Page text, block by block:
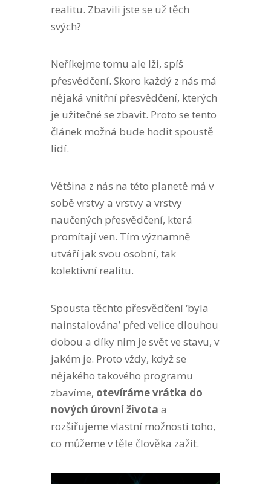
realitu. Zbavili jste se už těch
svých?
Neříkejme tomu ale lži, spíš
přesvědčení. Skoro každý z nás má
nějaká vnitřní přesvědčení, kterých
je užitečné se zbavit. Proto se tento
článek možná bude hodit spoustě
lidí.
Většina z nás na této planetě má v
sobě vrstvy a vrstvy a vrstvy
naučených přesvědčení, která
promítají ven. Tím významně
utváří jak svou osobní, tak
kolektivní realitu.
Spousta těchto přesvědčení ‘byla
nainstalována’ před velice dlouhou
dobou a díky nim je svět ve stavu, v
jakém je. Proto vždy, když se
nějakého takového programu
zbavíme, otevíráme vrátka do
nových úrovní života a
rozšiřujeme vlastní možnosti toho,
co můžeme v těle člověka zažít.